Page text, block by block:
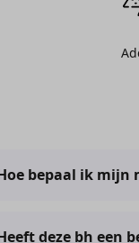
bepaal ik mijn
deze bh een